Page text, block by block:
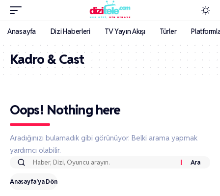
Anasayfa Dizi Haberleri TV Yayın Akışı Türler
Kadro & Cast
Oops! Nothing here
Aradığınızı bulamadık gibi görünüyor. Belki arama yapmak
yardımcı olabilir.
Anasayfa'ya Dön